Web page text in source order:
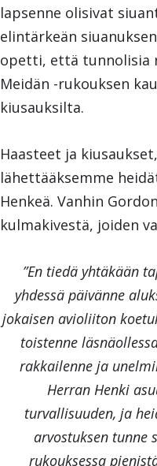
lapsenne olisivat
elintärkeän
opetti, että tunnolisia
Meidän -rukouksen
kiusauksilta.
Haasteet ja
lähettääksemme
Henkeä. Vanhin
kulmakivestä, joiden
”En tiedä yhtäkään
yhdessä päivänne
jokaisen avioliiton
toistenne
rakkailenne ja
Herran Henki
turvallisuuden, ja
arvostuksen tunne
rukouksessa